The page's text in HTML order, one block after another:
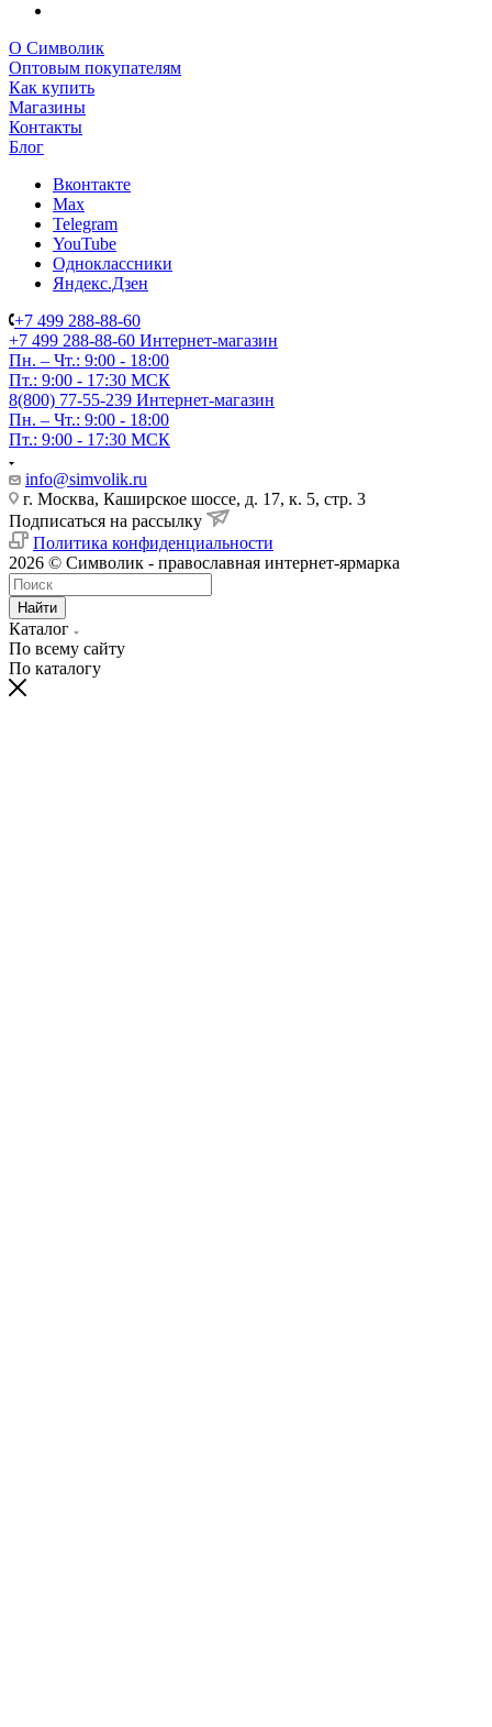
О Символик
Оптовым покупателям
Как купить
Магазины
Контакты
Блог
Вконтакте
Max
Telegram
YouTube
Одноклассники
Яндекс.Дзен
+7 499 288-88-60
+7 499 288-88-60 Интернет-магазин
Пн. – Чт.: 9:00 - 18:00
Пт.: 9:00 - 17:30 МСК
8(800) 77-55-239 Интернет-магазин
Пн. – Чт.: 9:00 - 18:00
Пт.: 9:00 - 17:30 МСК
info@simvolik.ru
г. Москва, Каширское шоссе, д. 17, к. 5, стр. 3
Подписаться на рассылку
Политика конфиденциальности
2026 © Символик - православная интернет-ярмарка
Найти
Каталог
По всему сайту
По каталогу